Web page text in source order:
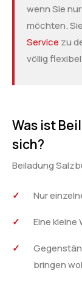
wenn Sie
möchten.
Service zu
völlig
Was ist
sich?
Beiladung
Nur
Eine kleine
bringen